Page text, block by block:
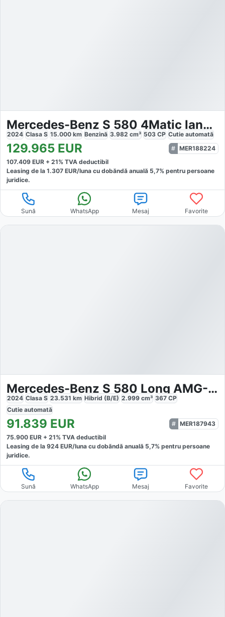
Mercedes-Benz S 580 4Matic lang Exklusiv Panorama
2024 Clasa S 15.000 km Benzină 3.982 cm³ 503 CP Cutie automată
129.965 EUR
MER188224
107.409 EUR + 21% TVA deductibil
Leasing de la 1.307 EUR/luna cu dobăndă anuală 5,7% pentru persoane
juridice.
Sună WhatsApp Mesaj Favorite
Mercedes-Benz S 580 Long AMG-Line
2024 Clasa S 23.531 km Hibrid (B/E) 2.999 cm³ 367 CP
Cutie automată
91.839 EUR
MER187943
75.900 EUR + 21% TVA deductibil
Leasing de la 924 EUR/luna cu dobăndă anuală 5,7% pentru persoane
juridice.
Sună WhatsApp Mesaj Favorite